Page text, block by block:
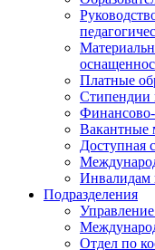
Платные
Стипендии
Финансово-
Вакантные
Доступная
Подразделения
Управление
Отдел по